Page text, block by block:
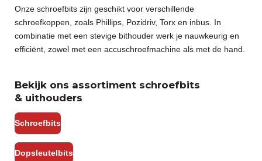
Onze schroefbits zijn geschikt voor verschillende
schroefkoppen, zoals Phillips, Pozidriv, Torx en inbus. In
combinatie met een stevige bithouder werk je nauwkeurig en
efficiënt, zowel met een accuschroefmachine als met de hand.
Bekijk ons assortiment schroefbits
& uithouders
Schroefbits
Dopsleutelbits